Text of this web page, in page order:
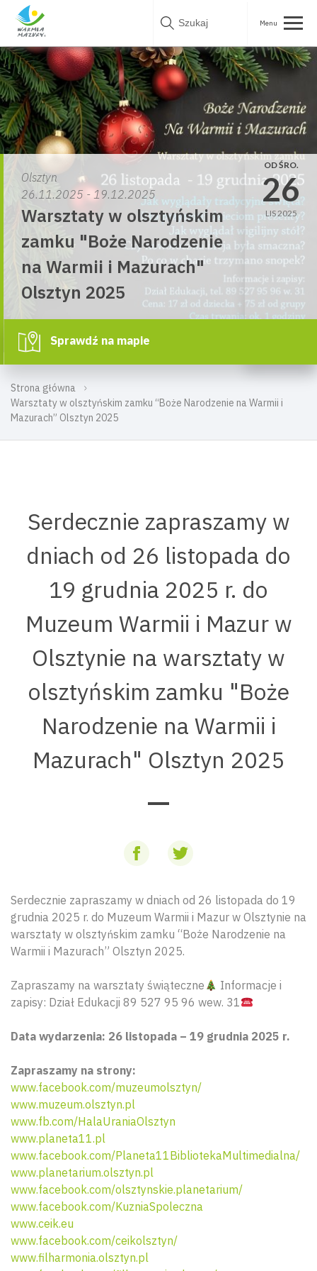
Skip
Strona główna
Warsztaty w olsztyńskim zamku “Boże Narodzenie na Warmii i
Mazurach” Olsztyn 2025
Olsztyn
26.11.2025 - 19.12.2025
Warsztaty w olsztyńskim
zamku "Boże Narodzenie
na Warmii i Mazurach"
Olsztyn 2025
OD ŚRO.
26
LIS 2025
Sprawdź na mapie
Serdecznie zapraszamy w
dniach od 26 listopada do
19 grudnia 2025 r. do
Muzeum Warmii i Mazur w
Olsztynie na warsztaty w
olsztyńskim zamku "Boże
Narodzenie na Warmii i
Mazurach" Olsztyn 2025
Serdecznie zapraszamy w dniach od 26 listopada do 19
grudnia 2025 r. do Muzeum Warmii i Mazur w Olsztynie na
warsztaty w olsztyńskim zamku “Boże Narodzenie na
Warmii i Mazurach” Olsztyn 2025.
Zapraszamy na warsztaty świąteczne
Informacje i
zapisy: Dział Edukacji 89 527 95 96 wew. 31
Data wydarzenia: 26 listopada – 19 grudnia 2025 r.
Zapraszamy na strony:
www.facebook.com/muzeumolsztyn/
www.muzeum.olsztyn.pl
www.fb.com/HalaUraniaOlsztyn
www.planeta11.pl
www.facebook.com/Planeta11BibliotekaMultimedialna/
www.planetarium.olsztyn.pl
www.facebook.com/olsztynskie.planetarium/
www.facebook.com/KuzniaSpoleczna
www.ceik.eu
www.facebook.com/ceikolsztyn/
www.filharmonia.olsztyn.pl